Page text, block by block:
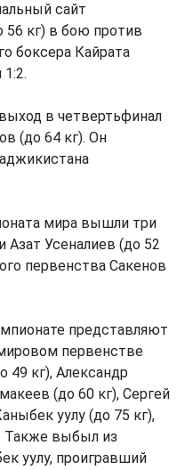
сайт
56 кг) в бою против
боксера Кайрата
в четвертьфинал
(до 64 кг). Он
мира вышли три
Азат Усеналиев (до 52
первенства Сакенов
представляют
первенстве
49 кг), Александр
(до 60 кг), Сергей
уулу (до 75 кг),
Также выбыл из
уулу, проигравший